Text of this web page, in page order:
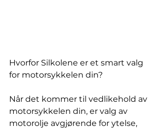
Hvorfor Silkolene er et smart valg
for motorsykkelen din?
Når det kommer til vedlikehold av
motorsykkelen din, er valg av
motorolje avgjørende for ytelse,